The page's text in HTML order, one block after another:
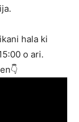
hala ki
o ari.